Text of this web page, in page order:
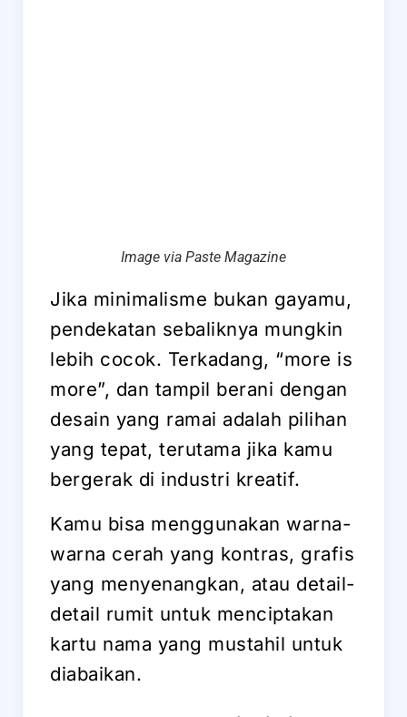
Image via Paste Magazine
Jika minimalisme bukan gayamu,
pendekatan sebaliknya mungkin
lebih cocok. Terkadang, “more is
more”, dan tampil berani dengan
desain yang ramai adalah pilihan
yang tepat, terutama jika kamu
bergerak di industri kreatif.
Kamu bisa menggunakan warna-
warna cerah yang kontras, grafis
yang menyenangkan, atau detail-
detail rumit untuk menciptakan
kartu nama yang mustahil untuk
diabaikan.